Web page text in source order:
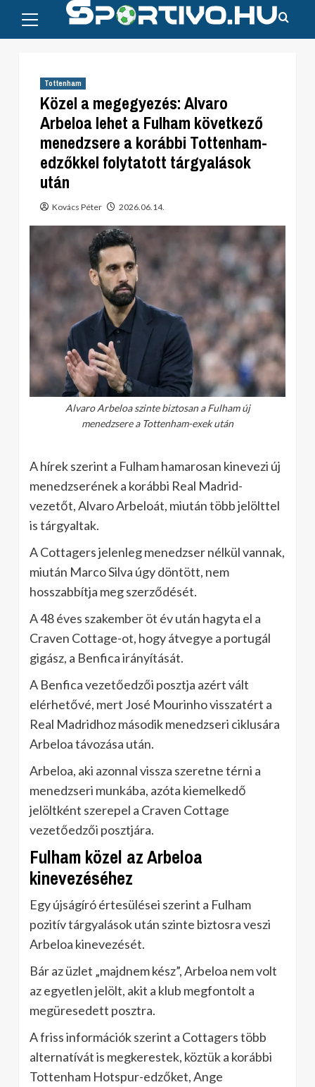
content
Menu
Tottenham
Közel a megegyezés: Alvaro
Arbeloa lehet a Fulham következő
menedzsere a korábbi Tottenham-
edzőkkel folytatott tárgyalások
után
Kovács Péter 2026.06.14.
Alvaro Arbeloa szinte biztosan a Fulham új
menedzsere a Tottenham-exek után
A hírek szerint a Fulham hamarosan kinevezi új
menedzserének a korábbi Real Madrid-
vezetőt, Alvaro Arbeloát, miután több jelölttel
is tárgyaltak.
A Cottagers jelenleg menedzser nélkül vannak,
miután Marco Silva úgy döntött, nem
hosszabbítja meg szerződését.
A 48 éves szakember öt év után hagyta el a
Craven Cottage-ot, hogy átvegye a portugál
gigász, a Benfica irányítását.
A Benfica vezetőedzői posztja azért vált
elérhetővé, mert José Mourinho visszatért a
Real Madridhoz második menedzseri ciklusára
Arbeloa távozása után.
Arbeloa, aki azonnal vissza szeretne térni a
menedzseri munkába, azóta kiemelkedő
jelöltként szerepel a Craven Cottage
vezetőedzői posztjára.
Fulham közel az Arbeloa
kinevezéséhez
Egy újságíró értesülései szerint a Fulham
pozitív tárgyalások után szinte biztosra veszi
Arbeloa kinevezését.
Bár az üzlet „majdnem kész”, Arbeloa nem volt
az egyetlen jelölt, akit a klub megfontolt a
megüresedett posztra.
A friss információk szerint a Cottagers több
alternatívát is megkerestek, köztük a korábbi
Tottenham Hotspur-edzőket, Ange